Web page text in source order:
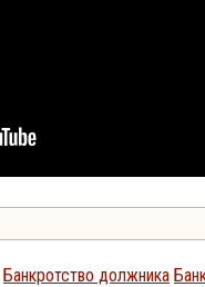
Банкротство должника